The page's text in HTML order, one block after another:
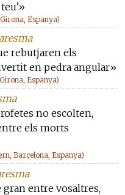
Espanya)
rebutjaren els
en pedra angular»
Espanya)
no escolten,
els morts
Barcelona, Espanya)
gran entre vosaltres,